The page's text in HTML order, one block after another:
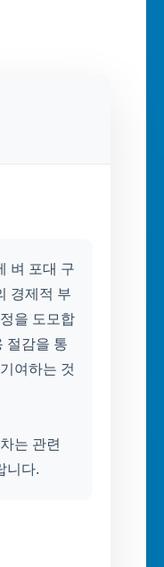
벼 포대 구
경제적 부
을 도모합
절감을 통
여하는 것
는 관련
니다.